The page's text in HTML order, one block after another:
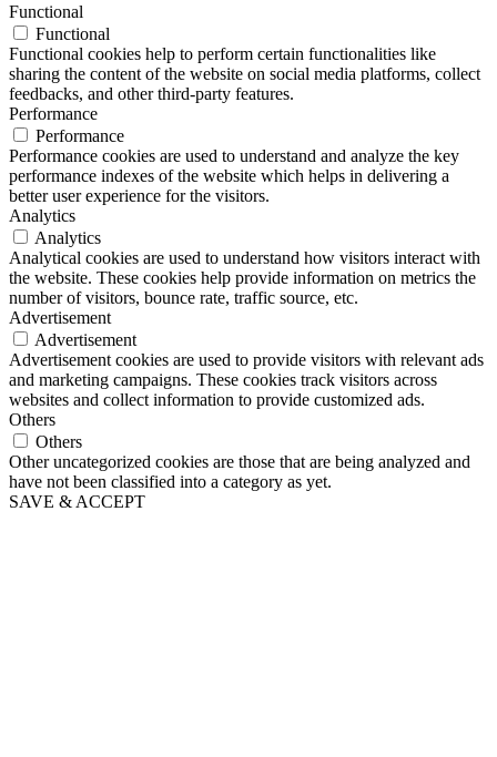
Functional
Functional
Functional cookies help to perform certain functionalities like
sharing the content of the website on social media platforms, collect
feedbacks, and other third-party features.
Performance
Performance
Performance cookies are used to understand and analyze the key
performance indexes of the website which helps in delivering a
better user experience for the visitors.
Analytics
Analytics
Analytical cookies are used to understand how visitors interact with
the website. These cookies help provide information on metrics the
number of visitors, bounce rate, traffic source, etc.
Advertisement
Advertisement
Advertisement cookies are used to provide visitors with relevant ads
and marketing campaigns. These cookies track visitors across
websites and collect information to provide customized ads.
Others
Others
Other uncategorized cookies are those that are being analyzed and
have not been classified into a category as yet.
SAVE & ACCEPT